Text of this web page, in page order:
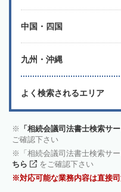
中国・四国
九州・沖縄
よく検索されるエリア
「相続会議司法書士検索サ
ご確認下さい
「相続会議司法書士検索サ
ちら
をご確認下さい
対応可能な業務内容は直接